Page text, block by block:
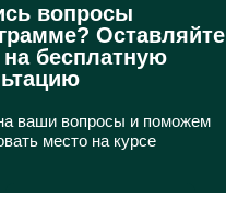
вопросы
Оставляйте
на бесплатную
ваши вопросы и поможем
место на курсе